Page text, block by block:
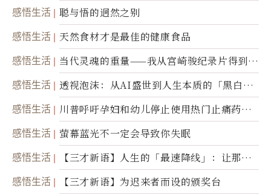
感悟生活 聪与悟的迥然之别
感悟生活 天然食材才是最佳的健康食品
感悟生活
当代灵魂的重量——我从宫崎骏纪录片得到的
省思
感悟生活
透视泡沫：从AI盛世到人生本质的「黑白一
瞬」
感悟生活
川普呼吁孕妇和幼儿停止使用热门止痛药泰
诺
感悟生活 萤幕蓝光不一定会导致你失眠
感悟生活
【三才新语】人生的「最速降线」：让那道
光，带你滑向自己
感悟生活 【三才新语】为迟来者而设的颁奖台